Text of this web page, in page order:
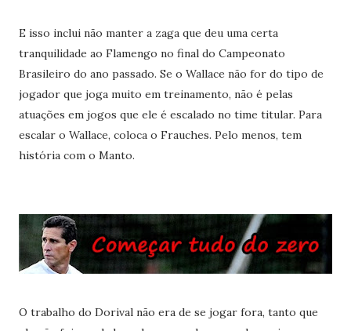
E isso inclui não manter a zaga que deu uma certa
tranquilidade ao Flamengo no final do Campeonato
Brasileiro do ano passado. Se o Wallace não for do tipo de
jogador que joga muito em treinamento, não é pelas
atuações em jogos que ele é escalado no time titular. Para
escalar o Wallace, coloca o Frauches. Pelo menos, tem
história com o Manto.
O trabalho do Dorival não era de se jogar fora, tanto que